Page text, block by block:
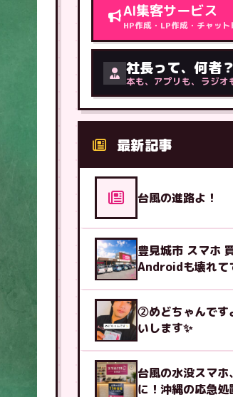
AI集客サービス
HP作成・LP作成・チャッ
社長って、何者？
本も、アプリも、ラジオ
最新記事
台風の進路よ！
豊見城市 スマホ
Androidも壊れて
②めどちゃんです
いします✨
台風の水没スマホ
に！沖縄の応急